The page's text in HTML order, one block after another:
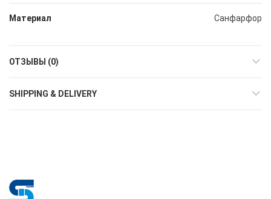
Материал Санфарфор
ОТЗЫВЫ (0)
SHIPPING & DELIVERY